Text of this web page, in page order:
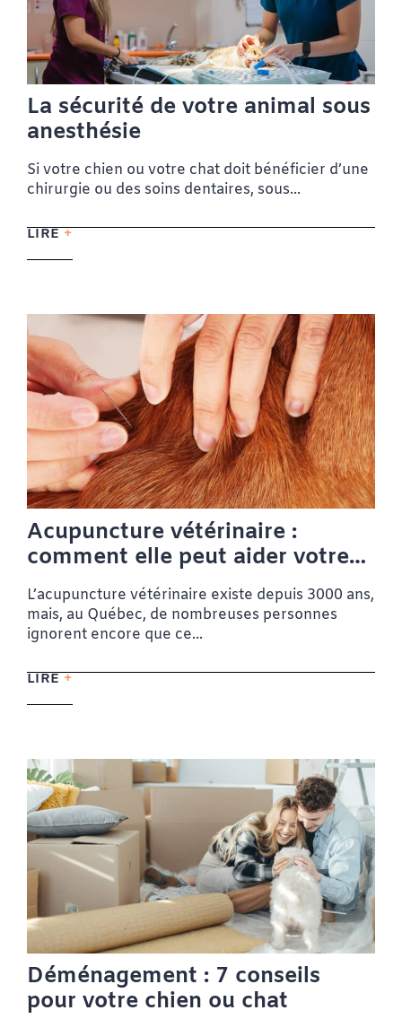
La sécurité de votre animal sous
anesthésie
Si votre chien ou votre chat doit bénéficier d’une
chirurgie ou des soins dentaires, sous...
LIRE
Acupuncture vétérinaire :
comment elle peut aider votre
chien ou votre chat
L’acupuncture vétérinaire existe depuis 3000 ans,
mais, au Québec, de nombreuses personnes
ignorent encore que ce...
LIRE
Déménagement : 7 conseils
pour votre chien ou chat